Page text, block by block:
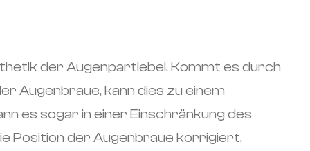
der Augenpartiebei. Kommt es durch
Augenbraue, kann dies zu einem
es sogar in einer Einschränkung des
Position der Augenbraue korrigiert,